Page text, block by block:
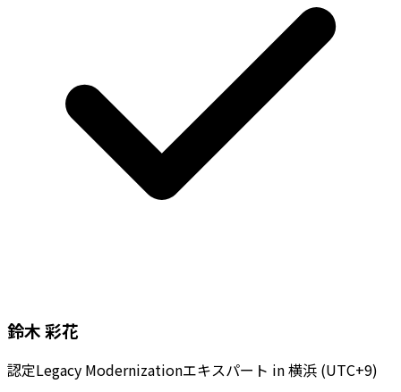
鈴木 彩花
認定Legacy Modernizationエキスパート in横浜 (UTC+9)